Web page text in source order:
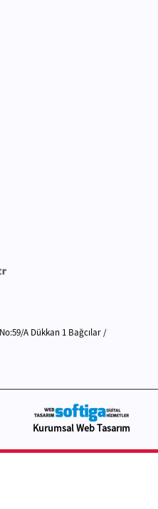
A Dükkan 1 Bağcılar /
Kurumsal Web Tasarım